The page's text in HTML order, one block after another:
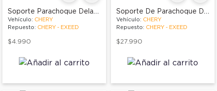
Soporte Parachoque Delantero Izquierdo
Vehículo: CHERY
Repuesto: CHERY - EXEED
$4.990
Soporte De Parachoque Delantero Derecho
Vehículo: CHERY
Repuesto: CHERY - EXEED
$27.990